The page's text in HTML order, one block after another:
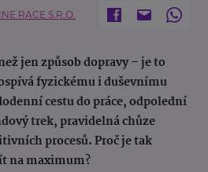
RACE S.R.O.
jen způsob dopravy – je to
fyzickému i duševnímu
cestu do práce, odpolední
trek, pravidelná chůze
procesů. Proč je tak
na maximum?